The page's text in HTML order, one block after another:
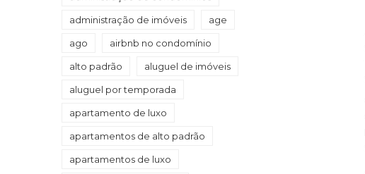
administração de imóveis age
ago airbnb no condomínio
alto padrão aluguel de imóveis
aluguel por temporada
apartamento de luxo
apartamentos de alto padrão
apartamentos de luxo